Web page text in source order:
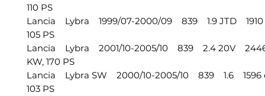
110 PS
Lancia Lybra 1999/07-2000/09 839 1.9 JTD 1910
105 PS
Lancia Lybra 2001/10-2005/10 839 2.4 20V 2446
KW, 170 PS
Lancia Lybra SW 2000/10-2005/10 839 1.6 1596
103 PS